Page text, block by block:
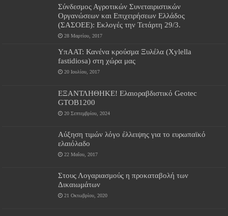
Σύνδεσμος Αγροτικών Συνεταιριστικών
Οργανώσεων και Επιχειρήσεων Ελλάδος
(ΣΑΣΟΕΕ): Εκλογές την Τετάρτη 29/3.
28 Μαρτίου, 2017
ΥπΑΑΤ: Κανένα κρούσμα Ξυλέλα (Xylella
fastidiosa) στη χώρα μας
20 Ιουλίου, 2017
ΕΞΑΝΤΛΗΘΗΚΕ! Ελαιοραβδιστικό Geotec
GTOB1200
20 Σεπτεμβρίου, 2024
Αύξηση τιμών λόγο έλλειψης για το ευρωπαϊκό
ελαιόλαδο
22 Μαΐου, 2017
Στους Λογαριασμούς η προκαταβολή των
Δικαιωμάτων
21 Οκτωβρίου, 2020